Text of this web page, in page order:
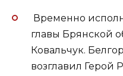
Временно
главы Брянской
Ковальчук.
возглавил Герой